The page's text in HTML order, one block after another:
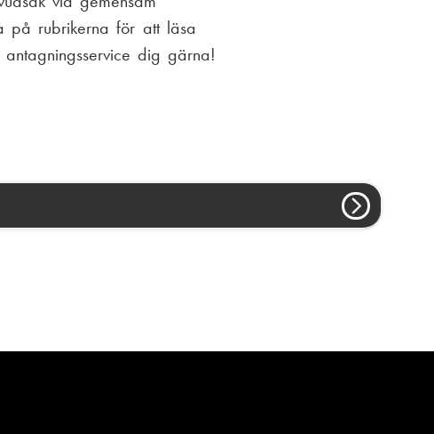
på rubrikerna för att läsa
dig gärna!